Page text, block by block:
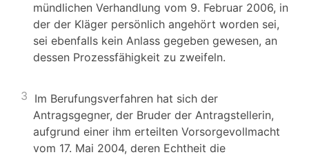
mündlichen Verhandlung vom 9. Februar 2006, in
der der Kläger persönlich angehört worden sei,
sei ebenfalls kein Anlass gegeben gewesen, an
dessen Prozessfähigkeit zu zweifeln.
3 Im Berufungsverfahren hat sich der
Antragsgegner, der Bruder der Antragstellerin,
aufgrund einer ihm erteilten Vorsorgevollmacht
vom 17. Mai 2004, deren Echtheit die